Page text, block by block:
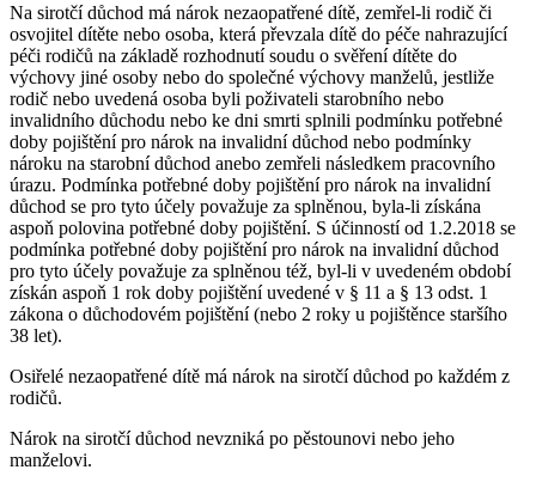
Na sirotčí důchod má nárok nezaopatřené dítě, zemřel-li rodič či
osvojitel dítěte nebo osoba, která převzala dítě do péče nahrazující
péči rodičů na základě rozhodnutí soudu o svěření dítěte do
výchovy jiné osoby nebo do společné výchovy manželů, jestliže
rodič nebo uvedená osoba byli poživateli starobního nebo
invalidního důchodu nebo ke dni smrti splnili podmínku potřebné
doby pojištění pro nárok na invalidní důchod nebo podmínky
nároku na starobní důchod anebo zemřeli následkem pracovního
úrazu. Podmínka potřebné doby pojištění pro nárok na invalidní
důchod se pro tyto účely považuje za splněnou, byla-li získána
aspoň polovina potřebné doby pojištění. S účinností od 1.2.2018 se
podmínka potřebné doby pojištění pro nárok na invalidní důchod
pro tyto účely považuje za splněnou též, byl-li v uvedeném období
získán aspoň 1 rok doby pojištění uvedené v § 11 a § 13 odst. 1
zákona o důchodovém pojištění (nebo 2 roky u pojištěnce staršího
38 let).
Osiřelé nezaopatřené dítě má nárok na sirotčí důchod po každém z
rodičů.
Nárok na sirotčí důchod nevzniká po pěstounovi nebo jeho
manželovi.